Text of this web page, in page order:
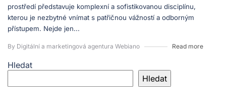
prostředí představuje komplexní a sofistikovanou disciplínu,
kterou je nezbytné vnímat s patřičnou vážností a odborným
přístupem. Nejde jen...
By Digitální a marketingová agentura Webiano Read more
Hledat
Hledat